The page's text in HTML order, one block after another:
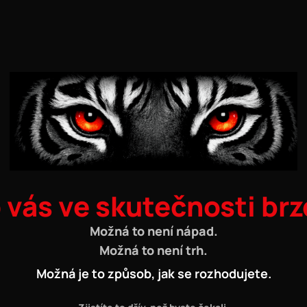
vás ve skutečnosti
Možná to není nápad.
Možná to není trh.
Možná je to způsob, jak se rozhodujete.